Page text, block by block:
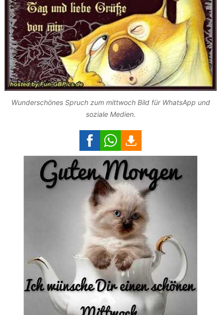
Wunderschönes Spruch zum mittwoch Bild für WhatsApp und
soziale Medien.